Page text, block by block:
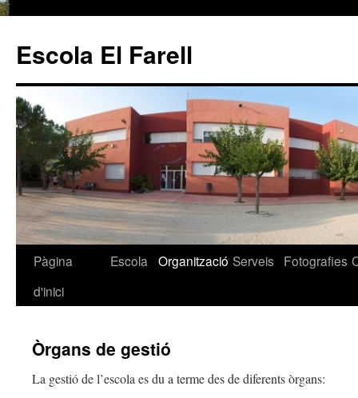
Escola El Farell
Vés
Pàgina
d'inici
Escola Organització Serveis Fotografies
Òrgans de gestió
La gestió de l’escola es du a terme des de diferents òrgans: